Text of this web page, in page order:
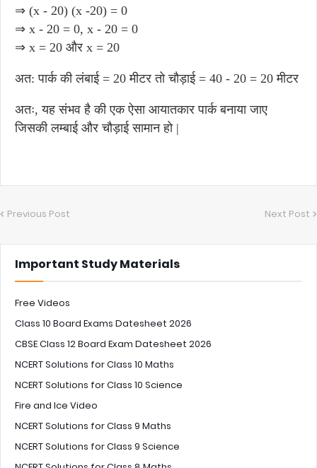
⇒ (x - 20) (x -20) = 0
⇒ x - 20 = 0, x - 20 = 0
⇒ x = 20 और x = 20
अत: पार्क की लंबाई = 20 मीटर तो चौड़ाई = 40 - 20 = 20 मीटर
अतः, यह संभव है की एक ऐसा आयातकार पार्क बनाया जाए
जिसकी लम्बाई और चौड़ाई सामान हो |
Previous Post Next Post
Important Study Materials
Free Videos
Class 10 Board Exams Datesheet 2026
CBSE Class 12 Board Exam Datesheet 2026
NCERT Solutions for Class 10 Maths
NCERT Solutions for Class 10 Science
Fire and Ice Video
NCERT Solutions for Class 9 Maths
NCERT Solutions for Class 9 Science